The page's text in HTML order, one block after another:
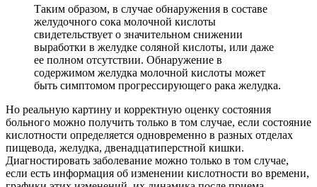
Таким образом, в случае обнаружения в составе
желудочного сока молочной кислоты
свидетельствует о значительном снижении
выработки в желудке соляной кислоты, или даже
ее полном отсутствии. Обнаружение в
содержимом желудка молочной кислоты может
быть симптомом прогрессирующего рака желудка.
Но реальную картину и корректную оценку состояния
больного можно получить только в том случае, если состояние
кислотности определяется одновременно в разных отделах
пищевода, желудка, двенадцатиперстной кишки.
Диагностировать заболевание можно только в том случае,
если есть информация об изменении кислотности во времени,